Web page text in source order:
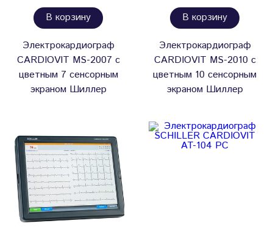
В корзину
Электрокардиограф
CARDIOVIT MS-2007 с
цветным 7 сенсорным
экраном Шиллер
В корзину
Электрокардиограф
CARDIOVIT MS-2010 с
цветным 10 сенсорным
экраном Шиллер